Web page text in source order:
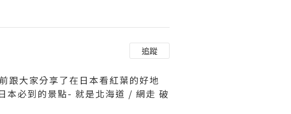
追蹤
跟大家分享了在日本看紅葉的好地
本必到的景點- 就是北海道 / 網走 破